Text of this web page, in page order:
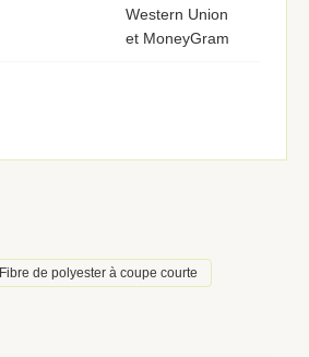
Western Union
et MoneyGram
Fibre de polyester à coupe courte